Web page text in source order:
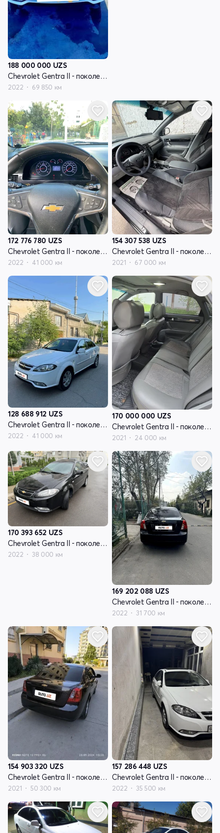
188 000 000 UZS
Chevrolet Gentra II - поколение
2022 69 850 км
172 776 780 UZS
Chevrolet Gentra II - поколение
2022 41 000 км
154 307 538 UZS
Chevrolet Gentra II - поколение
2021 67 000 км
128 688 912 UZS
Chevrolet Gentra II - поколение
2022 41 000 км
170 000 000 UZS
Chevrolet Gentra II - поколение
2021 24 000 км
170 393 652 UZS
Chevrolet Gentra II - поколение
2022 38 000 км
169 202 088 UZS
Chevrolet Gentra II - поколение
2022 31 700 км
154 903 320 UZS
Chevrolet Gentra II - поколение
2021 50 300 км
157 286 448 UZS
Chevrolet Gentra II - поколение
2022 35 500 км